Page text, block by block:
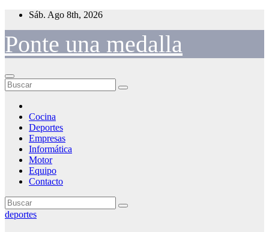
Saltar
contenido
Sáb. Ago 8th, 2026
Ponte una medalla
Cocina
Deportes
Empresas
Informática
Motor
Equipo
Contacto
deportes